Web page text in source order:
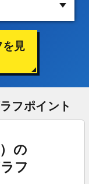
を見
フポイント
の
フ